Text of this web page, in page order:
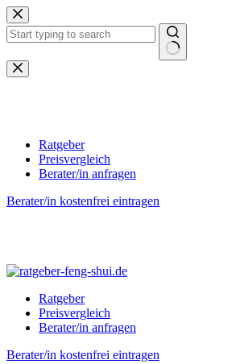
Zum
Inhalt
springen
Keine
Ergebnisse
Ratgeber
Preisvergleich
Berater/in anfragen
Berater/in kostenfrei eintragen
Ratgeber
Preisvergleich
Berater/in anfragen
Berater/in kostenfrei eintragen